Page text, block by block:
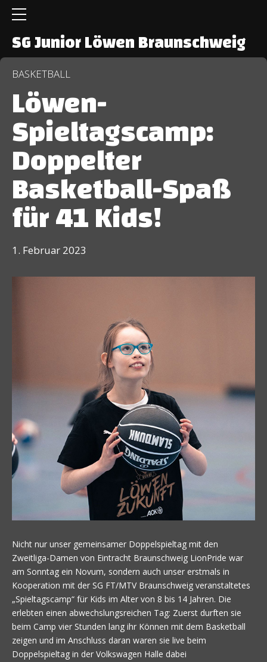
SG Junior Löwen Braunschweig
BASKETBALL
Löwen-
Spieltagscamp:
Doppelter
Basketball-Spaß
für 41 Kids!
1. Februar 2023
Nicht nur unser gemeinsamer Doppelspieltag mit den
Zweitliga-Damen von Eintracht Braunschweig LionPride war
am Sonntag ein Novum, sondern auch unser erstmals in
Kooperation mit der SG FT/MTV Braunschweig veranstaltetes
„Spieltagscamp“ für Kids im Alter von 8 bis 14 Jahren. Die
erlebten einen abwechslungsreichen Tag: Zuerst durften sie
beim Camp vier Stunden lang ihr Können mit dem Basketball
zeigen und im Anschluss daran waren sie live beim
Doppelspieltag in der Volkswagen Halle dabei